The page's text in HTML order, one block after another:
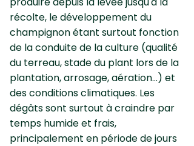
récolte, le développement du
champignon étant surtout fonction
de la conduite de la culture (qualité
du terreau, stade du plant lors de la
plantation, arrosage, aération...) et
des conditions climatiques. Les
dégâts sont surtout à craindre par
temps humide et frais,
principalement en période de jours